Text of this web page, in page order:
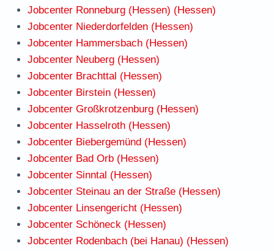
Jobcenter Ronneburg (Hessen) (Hessen)
Jobcenter Niederdorfelden (Hessen)
Jobcenter Hammersbach (Hessen)
Jobcenter Neuberg (Hessen)
Jobcenter Brachttal (Hessen)
Jobcenter Birstein (Hessen)
Jobcenter Großkrotzenburg (Hessen)
Jobcenter Hasselroth (Hessen)
Jobcenter Biebergemünd (Hessen)
Jobcenter Bad Orb (Hessen)
Jobcenter Sinntal (Hessen)
Jobcenter Steinau an der Straße (Hessen)
Jobcenter Linsengericht (Hessen)
Jobcenter Schöneck (Hessen)
Jobcenter Rodenbach (bei Hanau) (Hessen)